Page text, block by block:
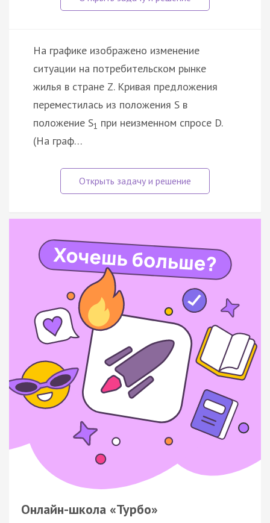
На графике изображено изменение
ситуации на потребительском рынке
жилья в стране Z. Кривая предложения
переместилась из положения S в
положение S1 при неизменном спросе D.
(На граф…
Онлайн-школа «Турбо»